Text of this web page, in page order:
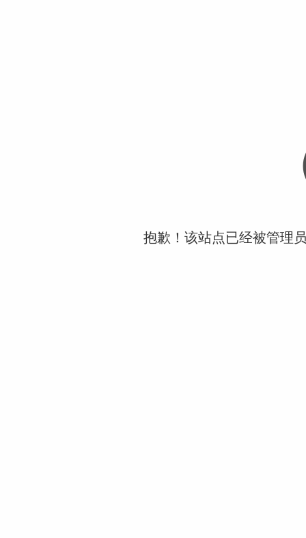
抱歉！该站点已经被管理